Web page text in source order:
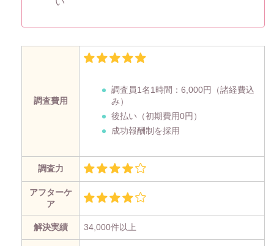
調査費用
調査員1名1時間： 6,000円
（諸経費込
み）
後払い（初期費用0円）
成功報酬制を採用
調査力
アフターケ
ア
解決実績 34,000件以上